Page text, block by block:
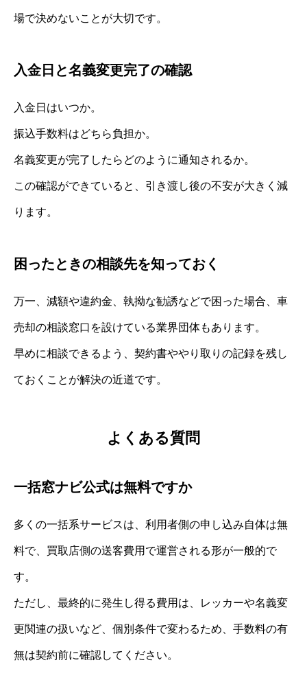
場で決めないことが大切です。
入金日と名義変更完了の確認
入金日はいつか。
振込手数料はどちら負担か。
名義変更が完了したらどのように通知されるか。
この確認ができていると、引き渡し後の不安が大きく減
ります。
困ったときの相談先を知っておく
万一、減額や違約金、執拗な勧誘などで困った場合、車
売却の相談窓口を設けている業界団体もあります。
早めに相談できるよう、契約書ややり取りの記録を残し
ておくことが解決の近道です。
よくある質問
一括窓ナビ公式は無料ですか
多くの一括系サービスは、利用者側の申し込み自体は無
料で、買取店側の送客費用で運営される形が一般的で
す。
ただし、最終的に発生し得る費用は、レッカーや名義変
更関連の扱いなど、個別条件で変わるため、手数料の有
無は契約前に確認してください。